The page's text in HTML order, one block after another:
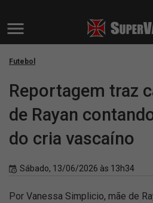
Futebol
Reportagem traz
de Rayan
do cria vascaíno
Sábado, 13/06/2026 às 13h34
Por Vanessa Simplicio, mãe de